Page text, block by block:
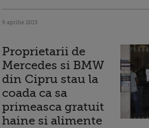
9 aprilie 2013
Proprietarii de
Mercedes si BMW
din Cipru stau la
coada ca sa
primeasca gratuit
haine si alimente